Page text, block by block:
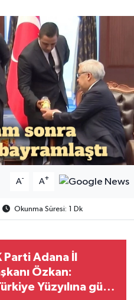
A- A+
Okunma Süresi: 1 Dk
Parti Adana İl
Özkan:
Yüzyılına güçlü